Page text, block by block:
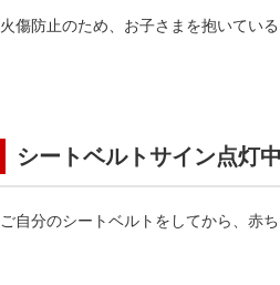
火傷防止のため、お子さまを抱いてい
シートベルトサイン点灯
ご自分のシートベルトをしてから、赤